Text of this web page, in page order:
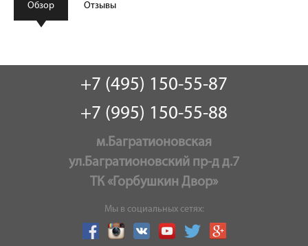
Обзор Отзывы
+7 (495) 150-55-87
+7 (995) 150-55-88
м.Багратионовская
ул.Багратионовский пр-д д.7
ТК «Горбушкин Двор»
Мы в социальных сетях: